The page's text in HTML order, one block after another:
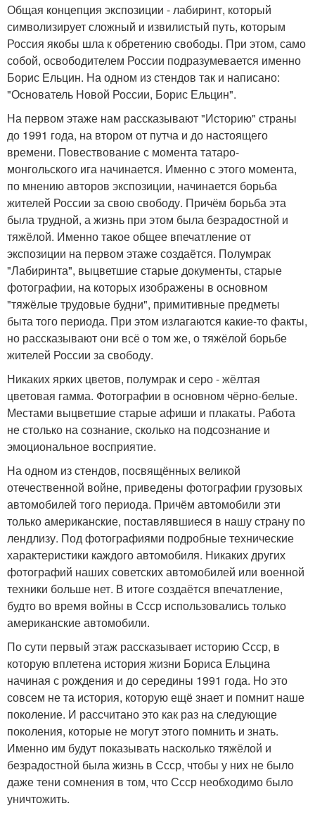
Общая концепция экспозиции - лабиринт, который
символизирует сложный и извилистый путь, которым
Россия якобы шла к обретению свободы. При этом, само
собой, освободителем России подразумевается именно
Борис Ельцин. На одном из стендов так и написано:
"Основатель Новой России, Борис Ельцин".
На первом этаже нам рассказывают "Историю" страны
до 1991 года, на втором от путча и до настоящего
времени. Повествование с момента татаро-
монгольского ига начинается. Именно с этого момента,
по мнению авторов экспозиции, начинается борьба
жителей России за свою свободу. Причём борьба эта
была трудной, а жизнь при этом была безрадостной и
тяжёлой. Именно такое общее впечатление от
экспозиции на первом этаже создаётся. Полумрак
"Лабиринта", выцветшие старые документы, старые
фотографии, на которых изображены в основном
"тяжёлые трудовые будни", примитивные предметы
быта того периода. При этом излагаются какие-то факты,
но рассказывают они всё о том же, о тяжёлой борьбе
жителей России за свободу.
Никаких ярких цветов, полумрак и серо - жёлтая
цветовая гамма. Фотографии в основном чёрно-белые.
Местами выцветшие старые афиши и плакаты. Работа
не столько на сознание, сколько на подсознание и
эмоциональное восприятие.
На одном из стендов, посвящённых великой
отечественной войне, приведены фотографии грузовых
автомобилей того периода. Причём автомобили эти
только американские, поставлявшиеся в нашу страну по
лендлизу. Под фотографиями подробные технические
характеристики каждого автомобиля. Никаких других
фотографий наших советских автомобилей или военной
техники больше нет. В итоге создаётся впечатление,
будто во время войны в Ссср использовались только
американские автомобили.
По сути первый этаж рассказывает историю Ссср, в
которую вплетена история жизни Бориса Ельцина
начиная с рождения и до середины 1991 года. Но это
совсем не та история, которую ещё знает и помнит наше
поколение. И рассчитано это как раз на следующие
поколения, которые не могут этого помнить и знать.
Именно им будут показывать насколько тяжёлой и
безрадостной была жизнь в Ссср, чтобы у них не было
даже тени сомнения в том, что Ссср необходимо было
уничтожить.